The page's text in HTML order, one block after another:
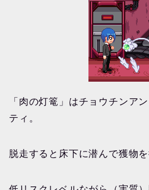
「肉の灯篭」はチョウチンア
ティ。
脱走すると床下に潜んで獲物を